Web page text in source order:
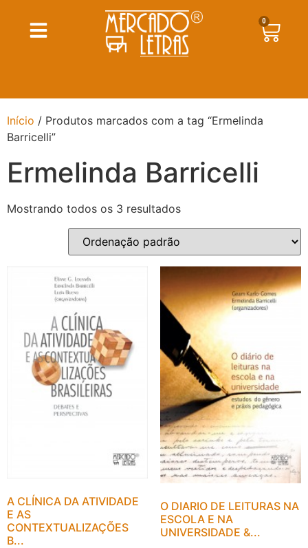
0
Início / Produtos marcados com a tag “Ermelinda
Barricelli”
Ermelinda Barricelli
Mostrando todos os 3 resultados
A CLÍNICA DA ATIVIDADE
E AS
CONTEXTUALIZAÇÕES
B...
O DIARIO DE LEITURAS NA
ESCOLA E NA
UNIVERSIDADE &...